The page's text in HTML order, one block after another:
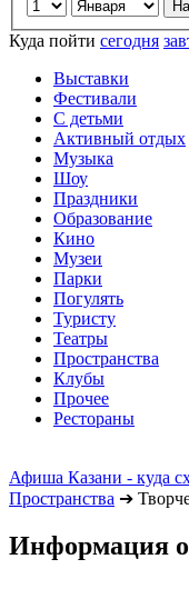
Куда пойти сегодня
Выставки
Фестивали
С детьми
Активный отдых
Музыка
Шоу
Праздники
Образование
Кино
Музеи
Парки
Погулять
Туристу
Театры
Пространства
Клубы
Прочее
Рестораны
Афиша Казани - куда
Пространства ➔
Информация о